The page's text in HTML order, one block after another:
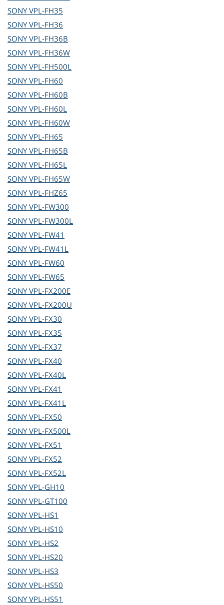
SONYVPL-FH35
SONYVPL-FH36
SONYVPL-FH36B
SONYVPL-FH36W
SONYVPL-FH500L
SONYVPL-FH60
SONYVPL-FH60B
SONYVPL-FH60L
SONYVPL-FH60W
SONYVPL-FH65
SONYVPL-FH65B
SONYVPL-FH65L
SONYVPL-FH65W
SONYVPL-FHZ65
SONYVPL-FW300
SONYVPL-FW300L
SONYVPL-FW41
SONYVPL-FW41L
SONYVPL-FW60
SONYVPL-FW65
SONYVPL-FX200E
SONYVPL-FX200U
SONYVPL-FX30
SONYVPL-FX35
SONYVPL-FX37
SONYVPL-FX40
SONYVPL-FX40L
SONYVPL-FX41
SONYVPL-FX41L
SONYVPL-FX50
SONYVPL-FX500L
SONYVPL-FX51
SONYVPL-FX52
SONYVPL-FX52L
SONYVPL-GH10
SONYVPL-GT100
SONYVPL-HS1
SONYVPL-HS10
SONYVPL-HS2
SONYVPL-HS20
SONYVPL-HS3
SONYVPL-HS50
SONYVPL-HS51